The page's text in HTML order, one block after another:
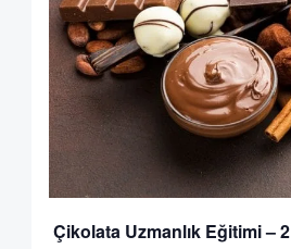
Çikolata Uzmanlık Eğitimi –